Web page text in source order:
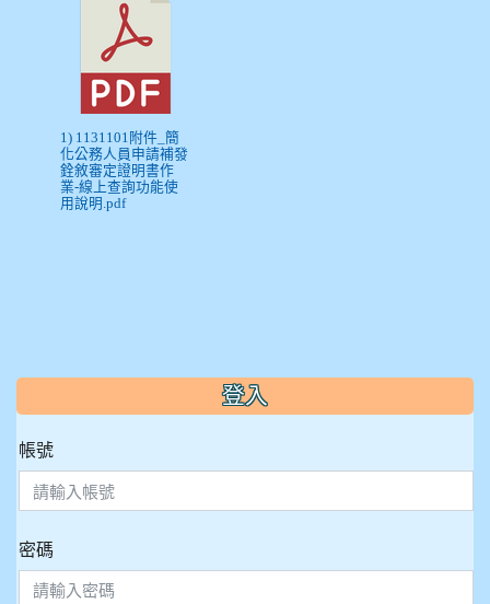
1) 1131101附件_簡
化公務人員申請補發
銓敘審定證明書作
業-線上查詢功能使
用說明.pdf
::: 登入
帳號
密碼